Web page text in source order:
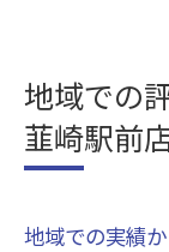
地域での
韮崎駅前
地域での実績